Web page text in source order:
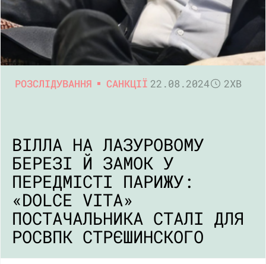
РОЗСЛІДУВАННЯ САНКЦІЇ 22.08.2024 2ХВ
ВІЛЛА НА ЛАЗУРОВОМУ
БЕРЕЗІ Й ЗАМОК У
ПЕРЕДМІСТІ ПАРИЖУ:
«DOLCE VITA»
ПОСТАЧАЛЬНИКА СТАЛІ ДЛЯ
РОСВПК СТРЄШИНСКОГО